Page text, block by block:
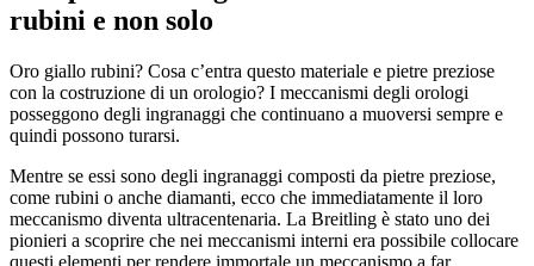
rubini e non solo
Oro giallo rubini? Cosa c’entra questo materiale e pietre preziose
con la costruzione di un orologio? I meccanismi degli orologi
posseggono degli ingranaggi che continuano a muoversi sempre e
quindi possono turarsi.
Mentre se essi sono degli ingranaggi composti da pietre preziose,
come rubini o anche diamanti, ecco che immediatamente il loro
meccanismo diventa ultracentenaria. La Breitling è stato uno dei
pionieri a scoprire che nei meccanismi interni era possibile collocare
questi elementi per rendere immortale un meccanismo a far